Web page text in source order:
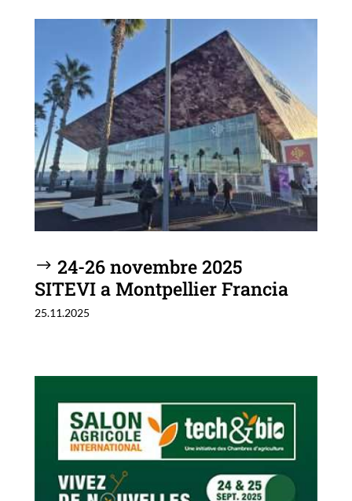
24-26 novembre 2025
SITEVI a Montpellier Francia
25.11.2025